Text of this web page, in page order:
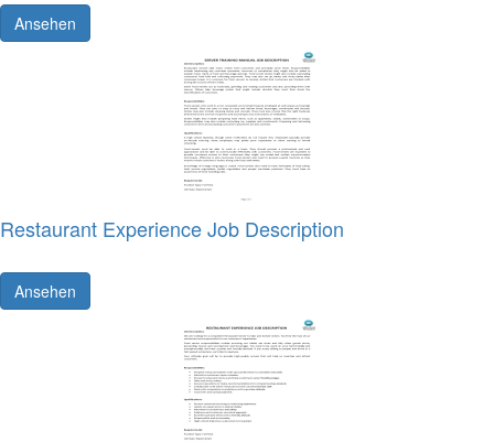
Ansehen
Restaurant Experience Job Description
Ansehen